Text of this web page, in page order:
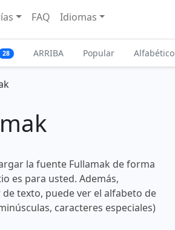
FAQ Idiomas
28 ARRIBA Popular Alfabético
la fuente Fullamak de forma
es para usted. Además,
texto, puede ver el alfabeto de
caracteres especiales)